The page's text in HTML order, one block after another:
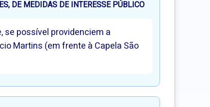
DE MEDIDAS DE INTERESSE PÚBLICO
se possível providenciem a
Martins (em frente à Capela São